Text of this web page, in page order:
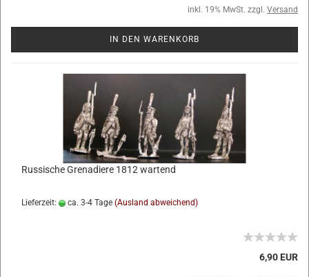
inkl. 19% MwSt. zzgl. Versand
IN DEN WARENKORB
Russische Grenadiere 1812 wartend
Lieferzeit: ca. 3-4 Tage (Ausland abweichend)
6,90 EUR